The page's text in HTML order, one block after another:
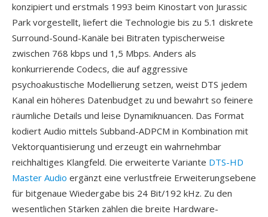
konzipiert und erstmals 1993 beim Kinostart von Jurassic
Park vorgestellt, liefert die Technologie bis zu 5.1 diskrete
Surround-Sound-Kanäle bei Bitraten typischerweise
zwischen 768 kbps und 1,5 Mbps. Anders als
konkurrierende Codecs, die auf aggressive
psychoakustische Modellierung setzen, weist DTS jedem
Kanal ein höheres Datenbudget zu und bewahrt so feinere
räumliche Details und leise Dynamiknuancen. Das Format
kodiert Audio mittels Subband-ADPCM in Kombination mit
Vektorquantisierung und erzeugt ein wahrnehmbar
reichhaltiges Klangfeld. Die erweiterte Variante DTS-HD
Master Audio ergänzt eine verlustfreie Erweiterungsebene
für bitgenaue Wiedergabe bis 24 Bit/192 kHz. Zu den
wesentlichen Stärken zählen die breite Hardware-